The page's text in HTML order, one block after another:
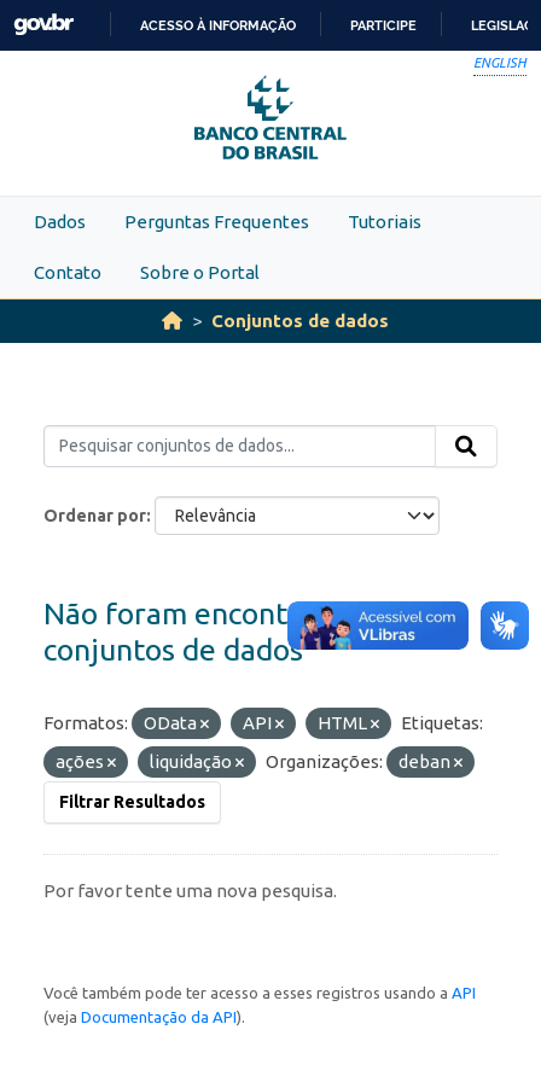
Skip to main content
PARA
O
CONTEÚDO
ACESSO À INFORMAÇÃO PARTICIPE
ENGLISH
Dados Perguntas Frequentes Tutoriais
Contato Sobre o Portal
Conjuntos de dados
Ordenar por
Não foram encontrados
conjuntos de dados
Formatos: OData API HTML
Etiquetas:
ações
liquidação Organizações: deban
Filtrar Resultados
Por favor tente uma nova pesquisa.
Você também pode ter acesso a esses registros usando a API
(veja Documentação da API).